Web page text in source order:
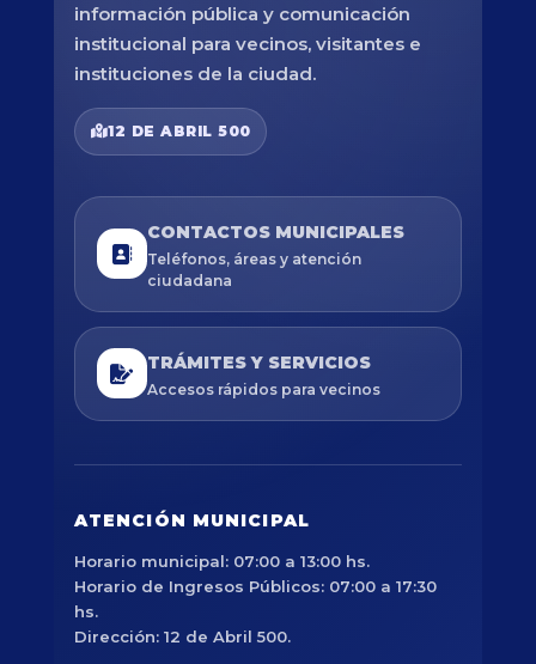
información pública y comunicación
institucional para vecinos, visitantes e
instituciones de la ciudad.
12 DE ABRIL 500
CONTACTOS MUNICIPALES
Teléfonos, áreas y atención
ciudadana
TRÁMITES Y SERVICIOS
Accesos rápidos para vecinos
ATENCIÓN MUNICIPAL
Horario municipal: 07:00 a 13:00 hs.
Horario de Ingresos Públicos: 07:00 a 17:30
hs.
Dirección: 12 de Abril 500.